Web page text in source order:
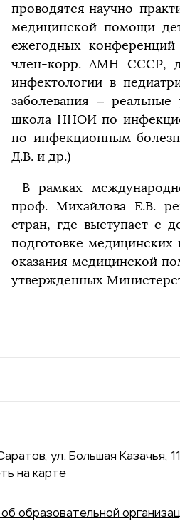
проводятся научно-
медицинской помощи
ежегодных
член-корр. АМН СССР,
инфектологии в
заболевания –
школа ННОИ по
по инфекционным
Д.В. и др.)
В рамках
проф. Михайлова Е.В.
стран, где выступает с
подготовке
оказания медицинской
утвержденных
ул. Большая Казачья,
на карте
образовательной